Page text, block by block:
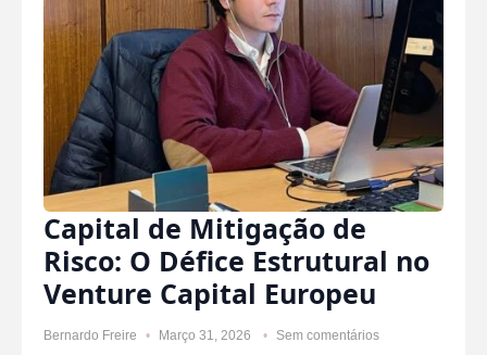
Capital de Mitigação de
Risco: O Défice Estrutural no
Venture Capital Europeu
Bernardo Freire Março 31, 2026 Sem comentários